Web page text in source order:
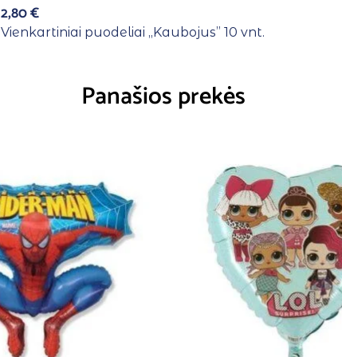
2,80€
Vienkartiniai puodeliai ,,Kaubojus” 10 vnt.
Panašios prekės